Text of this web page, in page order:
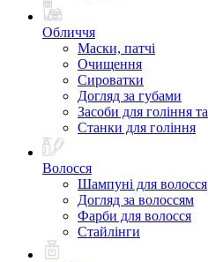
Обличчя
Маски, патчі
Очищення
Сироватки
Догляд за губами
Засоби для гоління
Станки для гоління
Волосся
Шампуні для волосся
Догляд за волоссям
Фарби для волосся
Стайлінги